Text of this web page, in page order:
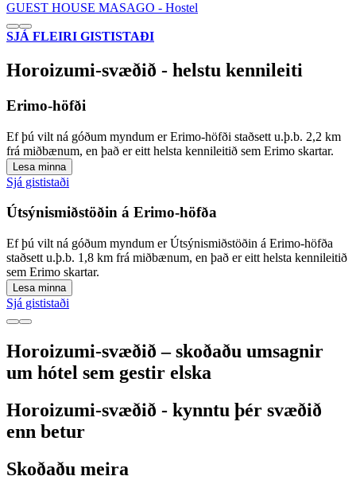
GUEST HOUSE MASAGO - Hostel
SJÁ FLEIRI GISTISTAÐI
Horoizumi-svæðið - helstu kennileiti
Erimo-höfði
Ef þú vilt ná góðum myndum er Erimo-höfði staðsett u.þ.b. 2,2 km
frá miðbænum, en það er eitt helsta kennileitið sem Erimo skartar.
Lesa minna
Sjá gististaði
Útsýnismiðstöðin á Erimo-höfða
Ef þú vilt ná góðum myndum er Útsýnismiðstöðin á Erimo-höfða
staðsett u.þ.b. 1,8 km frá miðbænum, en það er eitt helsta kennileitið
sem Erimo skartar.
Lesa minna
Sjá gististaði
Horoizumi-svæðið – skoðaðu umsagnir
um hótel sem gestir elska
Horoizumi-svæðið - kynntu þér svæðið
enn betur
Skoðaðu meira